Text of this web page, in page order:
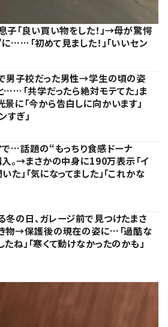
「良い買い物をした！」→母が驚愕
……「初めて見ました！」「いいセン
男子校だった男性→学生の頃の姿
……「共学だったら絶対モテてた」ま
景に「今から告白しに向かいます」
すぎ」
で…話題の“もっちり食感ドーナ
。→まさかの中身に190万表示「イ
た」「気になってました」「これかな
冬の日、ガレージ前で見つけたまさ
物→保護後の現在の姿に…「過酷な
ね」「寒くて動けなかったのかも」